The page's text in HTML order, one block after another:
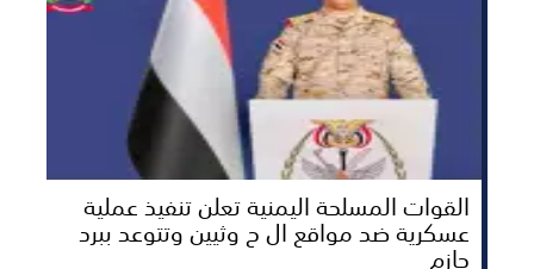
القوات المسلحة اليمنية تعلن تنفيذ عملية
عسكرية ضد مواقع ال ح وثيين وتتوعد ببرد
حازم